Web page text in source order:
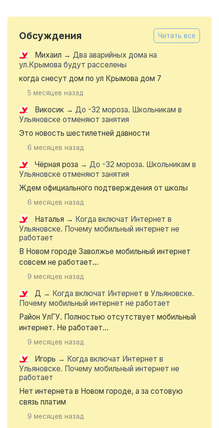
Обсуждения Читать все
Михаил → Два аварийных дома на
ул.Крымова будут расселены
когда снесут дом по ул Крымова дом 7
5 месяцев назад
Викосик → До -32 мороза. Школьникам в
Ульяновске отменяют занятия
Это новость шестилетней давности
6 месяцев назад
Чёрная роза → До -32 мороза. Школьникам в
Ульяновске отменяют занятия
Ждем официального подтверждения от школы
6 месяцев назад
Наталья → Когда включат Интернет в
Ульяновске. Почему мобильный интернет не
работает
В Новом городе Заволжье мобильный интернет
совсем не работает...
9 месяцев назад
Д → Когда включат Интернет в Ульяновске.
Почему мобильный интернет не работает
Район УлГУ. Полностью отсутствует мобильный
интернет. Не работает...
9 месяцев назад
Игорь → Когда включат Интернет в
Ульяновске. Почему мобильный интернет не
работает
Нет интернета в Новом городе, а за сотовую
связь платим
9 месяцев назад